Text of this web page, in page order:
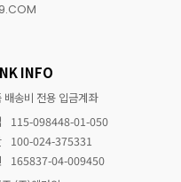
INFO
배송비 전용 입금계좌
115-098448-01-050
100-024-375331
165837-04-009450